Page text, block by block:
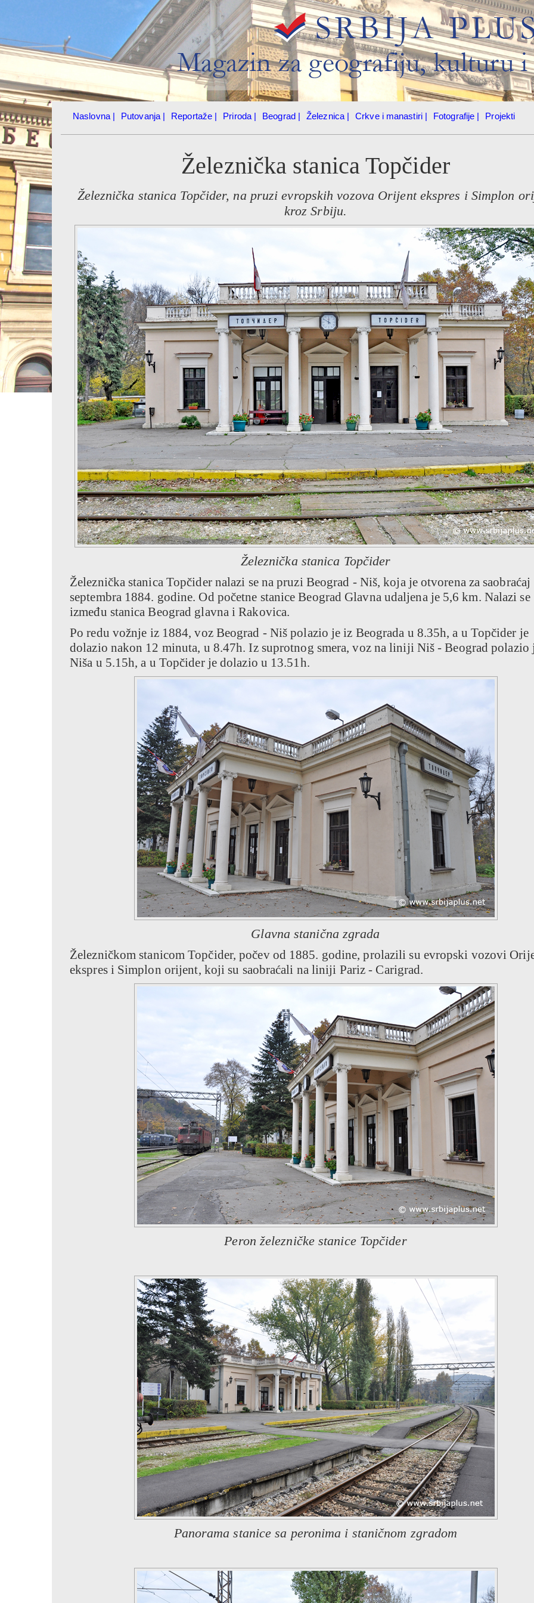
Naslovna | Putovanja | Reportaže | Priroda | Beograd | Železnica | Crkve i manastiri | Fotografije | Projekti
Železnička stanica Topčider
Železnička stanica Topčider, na pruzi evropskih vozova Orijent ekspres i Simplon
kroz Srbiju.
Železnička stanica Topčider
Železnička stanica Topčider nalazi se na pruzi Beograd - Niš, koja je otvorena za saobraćaj
septembra 1884. godine. Od početne stanice Beograd Glavna udaljena je 5,6 km. Nalazi se
između stanica Beograd glavna i Rakovica.
Po redu vožnje iz 1884, voz Beograd - Niš polazio je iz Beograda u 8.35h, a u Topčider je
dolazio nakon 12 minuta, u 8.47h. Iz suprotnog smera, voz na liniji Niš - Beograd polazio
Niša u 5.15h, a u Topčider je dolazio u 13.51h.
Glavna stanična zgrada
Železničkom stanicom Topčider, počev od 1885. godine, prolazili su evropski vozovi
ekspres i Simplon orijent, koji su saobraćali na liniji Pariz - Carigrad.
Peron železničke stanice Topčider
Panorama stanice sa peronima i staničnom zgradom